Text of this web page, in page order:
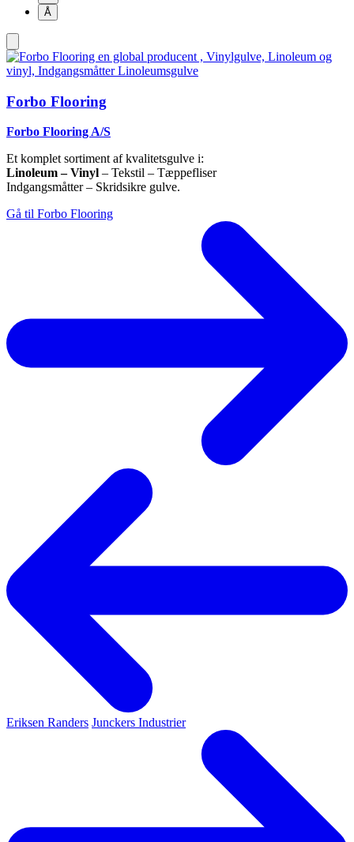
Å
Forbo Flooring
Forbo Flooring A/S
Et komplet sortiment af kvalitetsgulve i:
Linoleum – Vinyl – Tekstil – Tæppefliser
Indgangsmåtter – Skridsikre gulve.
Gå til Forbo Flooring
Eriksen Randers Junckers Industrier